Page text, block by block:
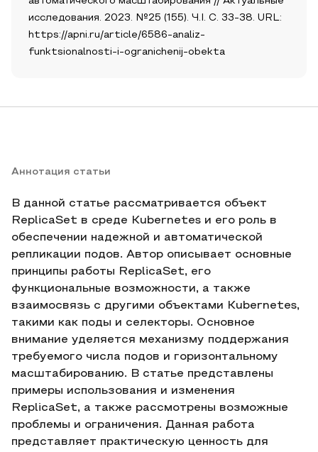
исследования. 2023. №25 (155). Ч.I. С. 33-38. URL:
https://apni.ru/article/6586-analiz-
funktsionalnosti-i-ogranichenij-obekta
Аннотация статьи
В данной статье рассматривается объект
ReplicaSet в среде Kubernetes и его роль в
обеспечении надежной и автоматической
репликации подов. Автор описывает основные
принципы работы ReplicaSet, его
функциональные возможности, а также
взаимосвязь с другими объектами Kubernetes,
такими как поды и селекторы. Основное
внимание уделяется механизму поддержания
требуемого числа подов и горизонтальному
масштабированию. В статье представлены
примеры использования и изменения
ReplicaSet, а также рассмотрены возможные
проблемы и ограничения. Данная работа
представляет практическую ценность для